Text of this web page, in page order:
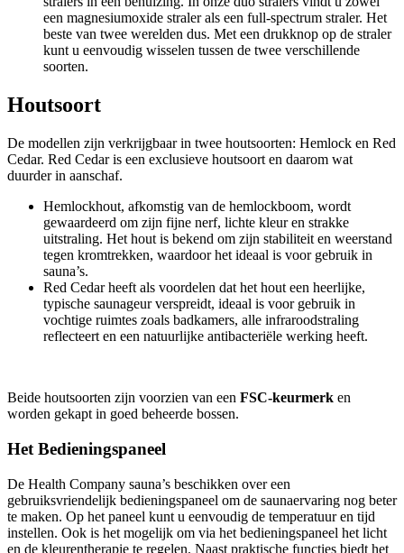
een magnesiumoxide straler als een full-spectrum straler. Het
beste van twee werelden dus. Met een drukknop op de straler
kunt u eenvoudig wisselen tussen de twee verschillende
soorten.
Houtsoort
De modellen zijn verkrijgbaar in twee houtsoorten: Hemlock en Red
Cedar. Red Cedar is een exclusieve houtsoort en daarom wat
duurder in aanschaf.
Hemlockhout, afkomstig van de hemlockboom, wordt
gewaardeerd om zijn fijne nerf, lichte kleur en strakke
uitstraling. Het hout is bekend om zijn stabiliteit en weerstand
tegen kromtrekken, waardoor het ideaal is voor gebruik in
sauna’s.
Red Cedar heeft als voordelen dat het hout een heerlijke,
typische saunageur verspreidt, ideaal is voor gebruik in
vochtige ruimtes zoals badkamers, alle infraroodstraling
reflecteert en een natuurlijke antibacteriële werking heeft.
Beide houtsoorten zijn voorzien van een FSC-keurmerk en
worden gekapt in goed beheerde bossen.
Het Bedieningspaneel
De Health Company sauna’s beschikken over een
gebruiksvriendelijk bedieningspaneel om de saunaervaring nog beter
te maken. Op het paneel kunt u eenvoudig de temperatuur en tijd
instellen. Ook is het mogelijk om via het bedieningspaneel het licht
en de kleurentherapie te regelen. Naast praktische functies biedt het